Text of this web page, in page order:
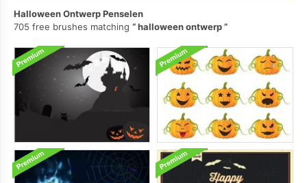
Halloween Ontwerp Penselen
705 free brushes matching
halloween ontwerp